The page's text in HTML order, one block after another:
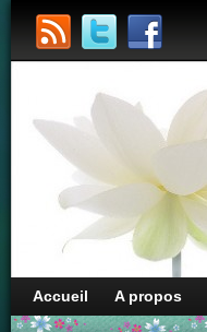
Accueil A propos